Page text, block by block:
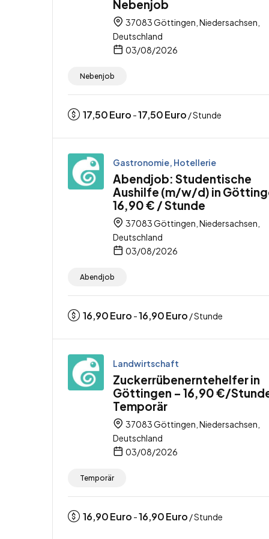
Nebenjob
37083 Göttingen, Niedersachsen,
Deutschland
03/08/2026
Nebenjob
17,50Euro -17,50Euro / Stunde
Gastronomie, Hotellerie
Abendjob: Studentische
Aushilfe (m/w/d) in
16,90 € / Stunde
37083 Göttingen, Niedersachsen,
Deutschland
03/08/2026
Abendjob
16,90Euro -16,90Euro / Stunde
Landwirtschaft
Zuckerrübenerntehelfer in
Göttingen – 16,90 €/
Temporär
37083 Göttingen, Niedersachsen,
Deutschland
03/08/2026
Temporär
16,90Euro -16,90Euro / Stunde